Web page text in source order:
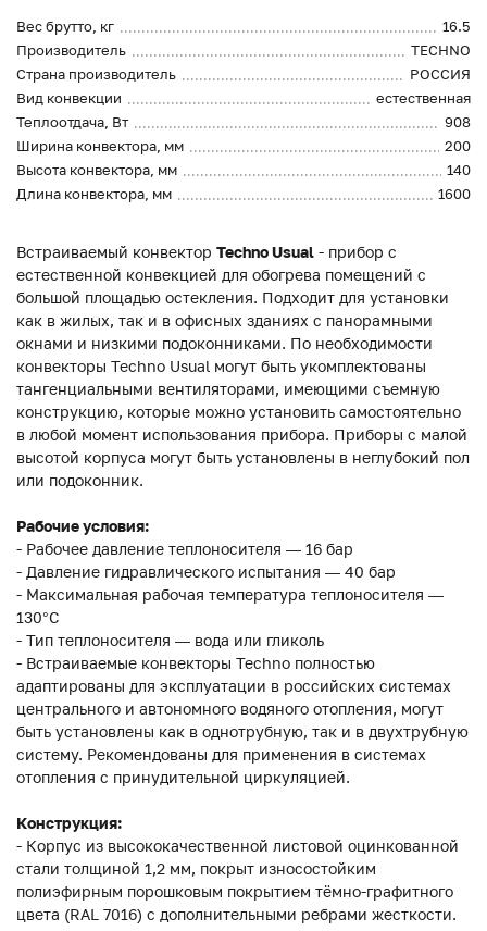
Вес брутто, кг
16.5
Производитель
TECHNO
Страна производитель
РОССИЯ
Вид конвекции
естественная
Теплоотдача, Вт
908
Ширина конвектора, мм
200
Высота конвектора, мм
140
Длина конвектора, мм
1600
Встраиваемый конвектор Techno Usual - прибор с
естественной конвекцией для обогрева помещений с
большой площадью остекления. Подходит для установки
как в жилых, так и в офисных зданиях с панорамными
окнами и низкими подоконниками. По необходимости
конвекторы Techno Usual могут быть укомплектованы
тангенциальными вентиляторами, имеющими съемную
конструкцию, которые можно установить самостоятельно
в любой момент использования прибора. Приборы с малой
высотой корпуса могут быть установлены в неглубокий пол
или подоконник.
Рабочие условия:
- Рабочее давление теплоносителя — 16 бар
- Давление гидравлического испытания — 40 бар
- Максимальная рабочая температура теплоносителя —
130°С
- Тип теплоносителя — вода или гликоль
- Встраиваемые конвекторы Techno полностью
адаптированы для эксплуатации в российских системах
центрального и автономного водяного отопления, могут
быть установлены как в однотрубную, так и в двухтрубную
систему. Рекомендованы для применения в системах
отопления с принудительной циркуляцией.
Конструкция:
- Корпус из высококачественной листовой оцинкованной
стали толщиной 1,2 мм, покрыт износостойким
полиэфирным порошковым покрытием тёмно-графитного
цвета (RAL 7016) с дополнительными ребрами жесткости.